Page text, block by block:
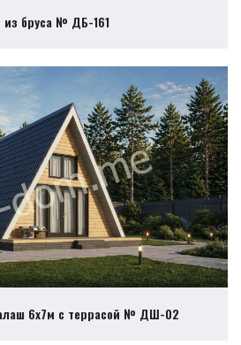
бруса № ДБ-161
6х7м с террасой № ДШ-02